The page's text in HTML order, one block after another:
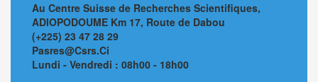
Au Centre Suisse de Recherches Scientifiques,
ADIOPODOUME Km 17, Route de Dabou
(+225) 23 47 28 29
Pasres@Csrs.Ci
Lundi - Vendredi : 08h00 - 18h00